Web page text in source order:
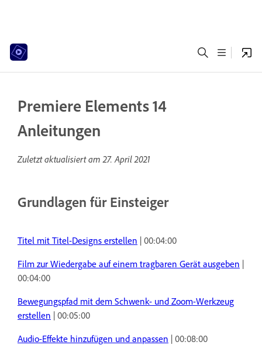
Premiere Elements 14
Anleitungen
Zuletzt aktualisiert am27. April 2021
Grundlagen für Einsteiger
Titel mit Titel-Designs erstellen | 00:04:00
Film zur Wiedergabe auf einem tragbaren Gerät ausgeben |
00:04:00
Bewegungspfad mit dem Schwenk- und Zoom-Werkzeug
erstellen | 00:05:00
Audio-Effekte hinzufügen und anpassen | 00:08:00